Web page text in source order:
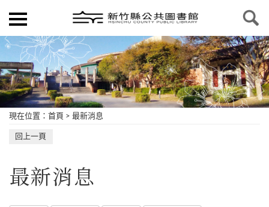
現在位置 ： 首頁 > 最新消息
回上一頁
最新消息